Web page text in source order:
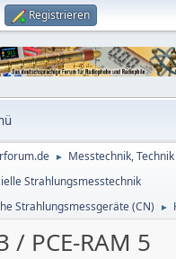
Registrieren
► Messtechnik, Technik
Strahlungsmesstechnik
Strahlungsmessgeräte (CN) ►
/ PCE-RAM 5